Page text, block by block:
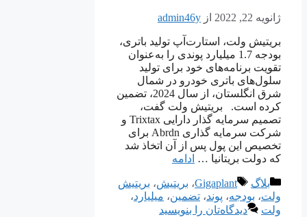
ژانویه 22, 2022 از admin46y
بریتیش ولت، استارت‌آپ تولید باتری،
بودجه 1.7 میلیارد پوندی را به‌عنوان
تقویت برنامه‌های خود برای تولید
سلول‌های باتری خودرو در شمال
شرق انگلستان، از سال 2024، تضمین
کرده است. بریتیش ولت گفت،
تصمیم سرمایه گذار دارایی Trixtax و
شرکت سرمایه گذاری Abrdn برای
تخصیص این پول پس از آن اتخاذ شد
که دولت بریتانیا … ادامه
دسته‌ها
بلاگ برچسب‌ها
Gigaplant، بریتیش، بریتیش
ولت، بودجه، پوند، تضمین، میلیارد،
ولت
دیدگاه‌تان را بنویسید